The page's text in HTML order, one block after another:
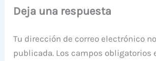
Deja una respuesta
Tu dirección de correo electrónico
publicada. Los campos obligatorios